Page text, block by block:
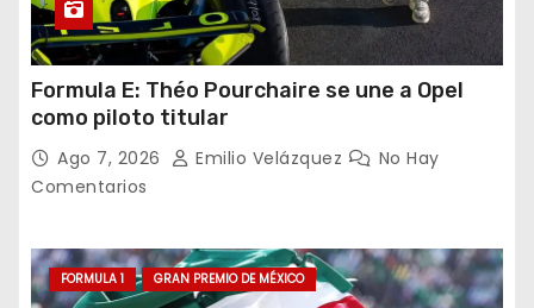
Formula E: Théo Pourchaire se une a Opel
como piloto titular
Ago 7, 2026 Emilio Velázquez
No Hay
Comentarios
FORMULA 1 GRAN PREMIO DE MÉXICO